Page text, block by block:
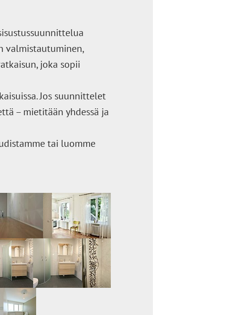
valmistautuminen,
joka sopii
Jos suunnittelet
– mietitään yhdessä ja
tai luomme